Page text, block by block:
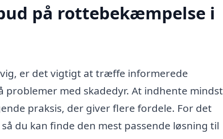
på rottebekæmpelse i
er det vigtigt at træffe informerede
med skadedyr. At indhente mindst
praksis, der giver flere fordele. For det
du kan finde den mest passende løsning til